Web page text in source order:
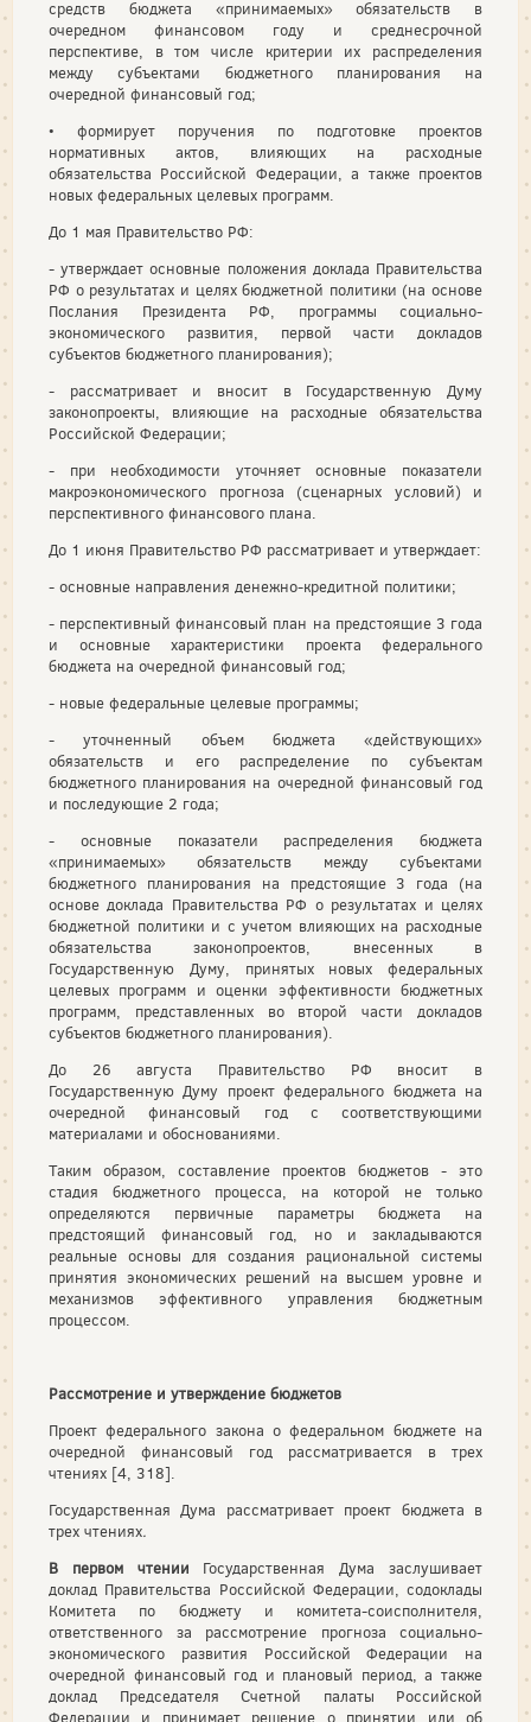
средств бюджета «принимаемых» обязательств в
очередном финансовом году и среднесрочной
перспективе, в том числе критерии их распределения
между субъектами бюджетного планирования на
очередной финансовый год;
• формирует поручения по подготовке проектов
нормативных актов, влияющих на расходные
обязательства Российской Федерации, а также проектов
новых федеральных целевых программ.
До 1 мая Правительство РФ:
- утверждает основные положения доклада Правительства
РФ о результатах и целях бюджетной политики (на основе
Послания Президента РФ, программы социально-
экономического развития, первой части докладов
субъектов бюджетного планирования);
- рассматривает и вносит в Государственную Думу
законопроекты, влияющие на расходные обязательства
Российской Федерации;
- при необходимости уточняет основные показатели
макроэкономического прогноза (сценарных условий) и
перспективного финансового плана.
До 1 июня Правительство РФ рассматривает и утверждает:
- основные направления денежно-кредитной политики;
- перспективный финансовый план на предстоящие 3 года
и основные характеристики проекта федерального
бюджета на очередной финансовый год;
- новые федеральные целевые программы;
- уточненный объем бюджета «действующих»
обязательств и его распределение по субъектам
бюджетного планирования на очередной финансовый год
и последующие 2 года;
- основные показатели распределения бюджета
«принимаемых» обязательств между субъектами
бюджетного планирования на предстоящие 3 года (на
основе доклада Правительства РФ о результатах и целях
бюджетной политики и с учетом влияющих на расходные
обязательства законопроектов, внесенных в
Государственную Думу, принятых новых федеральных
целевых программ и оценки эффективности бюджетных
программ, представленных во второй части докладов
субъектов бюджетного планирования).
До 26 августа Правительство РФ вносит в
Государственную Думу проект федерального бюджета на
очередной финансовый год с соответствующими
материалами и обоснованиями.
Таким образом, составление проектов бюджетов - это
стадия бюджетного процесса, на которой не только
определяются первичные параметры бюджета на
предстоящий финансовый год, но и закладываются
реальные основы для создания рациональной системы
принятия экономических решений на высшем уровне и
механизмов эффективного управления бюджетным
процессом.
Рассмотрение и утверждение бюджетов
Проект федерального закона о федеральном бюджете на
очередной финансовый год рассматривается в трех
чтениях [4, 318].
Государственная Дума рассматривает проект бюджета в
трех чтениях.
В первом чтении Государственная Дума заслушивает
доклад Правительства Российской Федерации, содоклады
Комитета по бюджету и комитета-соисполнителя,
ответственного за рассмотрение прогноза социально-
экономического развития Российской Федерации на
очередной финансовый год и плановый период, а также
доклад Председателя Счетной палаты Российской
Федерации и принимает решение о принятии или об